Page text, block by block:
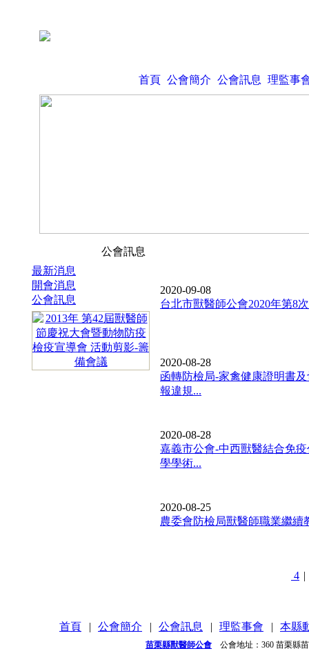
首頁 公會簡介 公會訊息 理監事
公會訊息
最新消息
開會消息
公會訊息
2020-09-08
台北市獸醫師公會2020年第8
2020-08-28
函轉防檢局-家禽健康證明書
報違規...
2020-08-28
嘉義市公會-中西獸醫結合免
學學術...
2020-08-25
農委會防檢局獸醫師職業繼續
4 |
首頁 | 公會簡介 | 公會訊息 | 理監事會 | 本縣
苗栗縣獸醫師公會 公會地址： 360 苗栗縣